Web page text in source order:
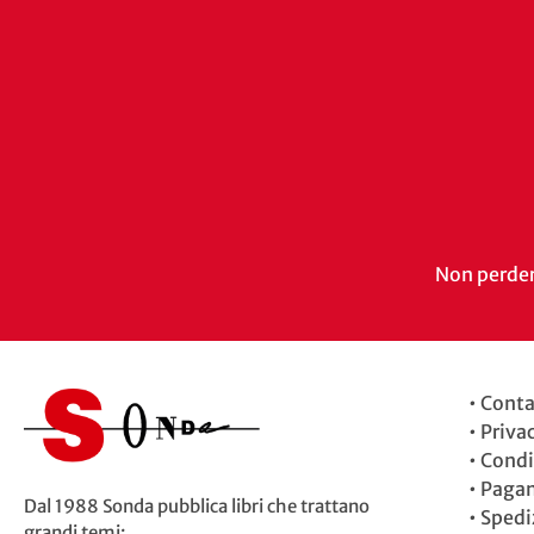
Non
Dal 1988 Sonda pubblica libri che trattano
•
•
•
•
•